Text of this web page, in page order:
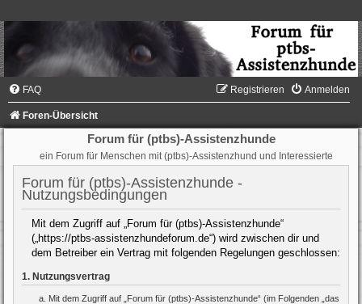
FAQ Anmelden
Registrieren
Foren-Übersicht
Forum für (ptbs)-Assistenzhunde
ein Forum für Menschen mit (ptbs)-Assistenzhund und Interessierte
Forum für (ptbs)-Assistenzhunde -
Nutzungsbedingungen
Mit dem Zugriff auf „Forum für (ptbs)-Assistenzhunde“
(„https://ptbs-assistenzhundeforum.de“) wird zwischen dir und
dem Betreiber ein Vertrag mit folgenden Regelungen geschlossen:
1. Nutzungsvertrag
Mit dem Zugriff auf „Forum für (ptbs)-Assistenzhunde“ (im Folgenden „das